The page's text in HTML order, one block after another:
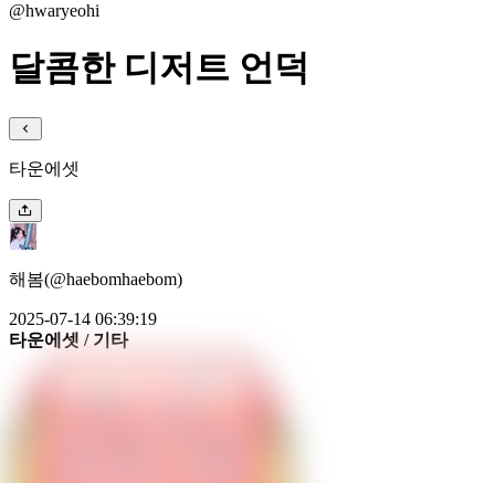
@hwaryeohi
달콤한 디저트 언덕
타운에셋
해봄(@haebomhaebom)
2025-07-14 06:39:19
타운에셋 / 기타